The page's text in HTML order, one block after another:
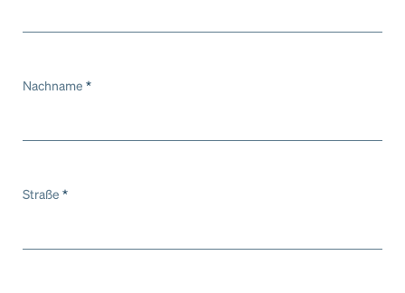
Nachname *
Straße *